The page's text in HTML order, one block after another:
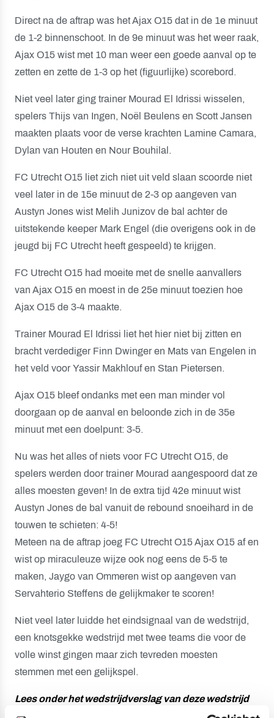
Direct na de aftrap was het Ajax O15 dat in de 1e minuut
de 1-2 binnenschoot. In de 9e minuut was het weer raak,
Ajax O15 wist met 10 man weer een goede aanval op te
zetten en zette de 1-3 op het (figuurlijke) scorebord.
Niet veel later ging trainer Mourad El Idrissi wisselen,
spelers Thijs van Ingen, Noël Beulens en Scott Jansen
maakten plaats voor de verse krachten Lamine Camara,
Dylan van Houten en Nour Bouhilal.
FC Utrecht O15 liet zich niet uit veld slaan scoorde niet
veel later in de 15e minuut de 2-3 op aangeven van
Austyn Jones wist Melih Junizov de bal achter de
uitstekende keeper Mark Engel (die overigens ook in de
jeugd bij FC Utrecht heeft gespeeld) te krijgen.
FC Utrecht O15 had moeite met de snelle aanvallers
van Ajax O15 en moest in de 25e minuut toezien hoe
Ajax O15 de 3-4 maakte.
Trainer Mourad El Idrissi liet het hier niet bij zitten en
bracht verdediger Finn Dwinger en Mats van Engelen in
het veld voor Yassir Makhlouf en Stan Pietersen.
Ajax O15 bleef ondanks met een man minder vol
doorgaan op de aanval en beloonde zich in de 35e
minuut met een doelpunt: 3-5.
Nu was het alles of niets voor FC Utrecht O15, de
spelers werden door trainer Mourad aangespoord dat ze
alles moesten geven! In de extra tijd 42e minuut wist
Austyn Jones de bal vanuit de rebound snoeihard in de
touwen te schieten: 4-5!
Meteen na de aftrap joeg FC Utrecht O15 Ajax O15 af en
wist op miraculeuze wijze ook nog eens de 5-5 te
maken, Jaygo van Ommeren wist op aangeven van
Servahterio Steffens de gelijkmaker te scoren!
Niet veel later luidde het eindsignaal van de wedstrijd,
een knotsgekke wedstrijd met twee teams die voor de
volle winst gingen maar zich tevreden moesten
stemmen met een gelijkspel.
Lees onder het wedstrijdverslag van deze wedstrijd
de overige uitslagen van afgelopen weekend.